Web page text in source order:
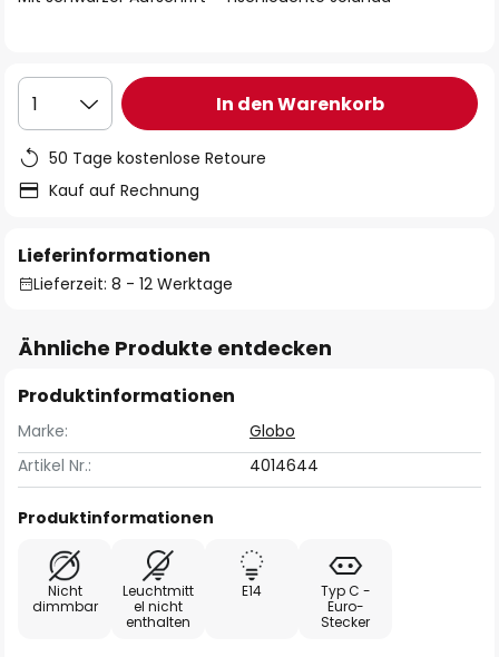
1 In den Warenkorb
50 Tage kostenlose Retoure
Kauf auf Rechnung
Lieferinformationen
Lieferzeit: 8 - 12 Werktage
Ähnliche Produkte entdecken
Produktinformationen
Marke:
Globo
Artikel Nr.:
4014644
Produktinformationen
Nicht
dimmbar
Leuchtmitt
el nicht
enthalten
E14
Typ C -
Euro-
Stecker